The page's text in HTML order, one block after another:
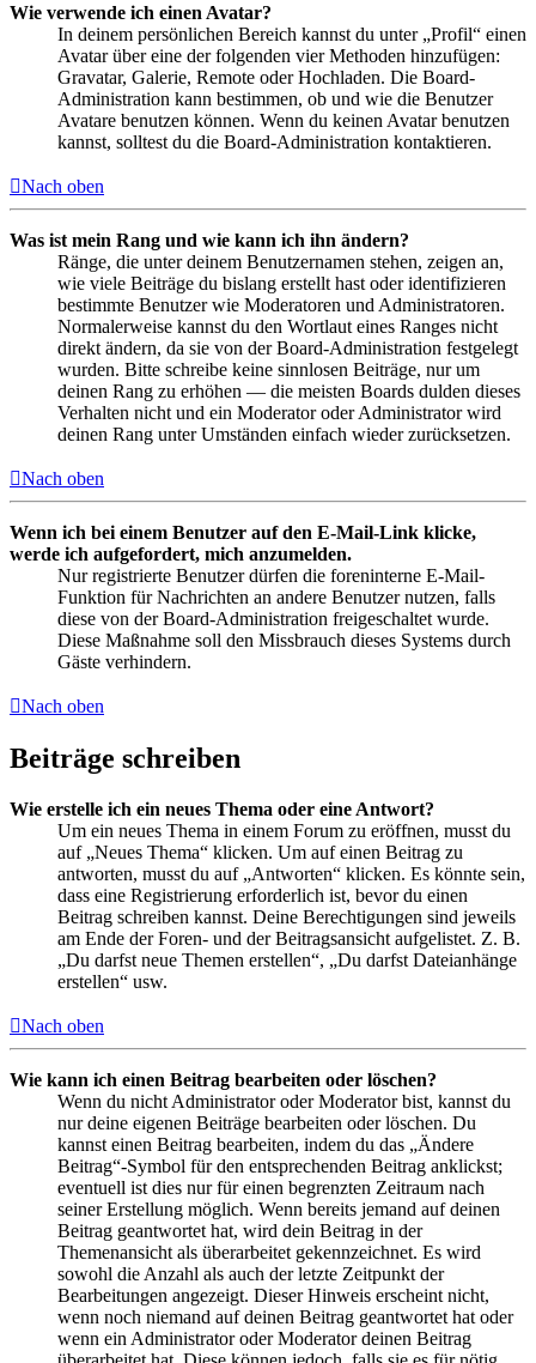
Wie verwende ich einen Avatar?
In deinem persönlichen Bereich kannst du unter „Profil“ einen
Avatar über eine der folgenden vier Methoden hinzufügen:
Gravatar, Galerie, Remote oder Hochladen. Die Board-
Administration kann bestimmen, ob und wie die Benutzer
Avatare benutzen können. Wenn du keinen Avatar benutzen
kannst, solltest du die Board-Administration kontaktieren.
Nach oben
Was ist mein Rang und wie kann ich ihn ändern?
Ränge, die unter deinem Benutzernamen stehen, zeigen an,
wie viele Beiträge du bislang erstellt hast oder identifizieren
bestimmte Benutzer wie Moderatoren und Administratoren.
Normalerweise kannst du den Wortlaut eines Ranges nicht
direkt ändern, da sie von der Board-Administration festgelegt
wurden. Bitte schreibe keine sinnlosen Beiträge, nur um
deinen Rang zu erhöhen — die meisten Boards dulden dieses
Verhalten nicht und ein Moderator oder Administrator wird
deinen Rang unter Umständen einfach wieder zurücksetzen.
Nach oben
Wenn ich bei einem Benutzer auf den E-Mail-Link klicke,
werde ich aufgefordert, mich anzumelden.
Nur registrierte Benutzer dürfen die foreninterne E-Mail-
Funktion für Nachrichten an andere Benutzer nutzen, falls
diese von der Board-Administration freigeschaltet wurde.
Diese Maßnahme soll den Missbrauch dieses Systems durch
Gäste verhindern.
Nach oben
Beiträge schreiben
Wie erstelle ich ein neues Thema oder eine Antwort?
Um ein neues Thema in einem Forum zu eröffnen, musst du
auf „Neues Thema“ klicken. Um auf einen Beitrag zu
antworten, musst du auf „Antworten“ klicken. Es könnte sein,
dass eine Registrierung erforderlich ist, bevor du einen
Beitrag schreiben kannst. Deine Berechtigungen sind jeweils
am Ende der Foren- und der Beitragsansicht aufgelistet. Z. B.
„Du darfst neue Themen erstellen“, „Du darfst Dateianhänge
erstellen“ usw.
Nach oben
Wie kann ich einen Beitrag bearbeiten oder löschen?
Wenn du nicht Administrator oder Moderator bist, kannst du
nur deine eigenen Beiträge bearbeiten oder löschen. Du
kannst einen Beitrag bearbeiten, indem du das „Ändere
Beitrag“-Symbol für den entsprechenden Beitrag anklickst;
eventuell ist dies nur für einen begrenzten Zeitraum nach
seiner Erstellung möglich. Wenn bereits jemand auf deinen
Beitrag geantwortet hat, wird dein Beitrag in der
Themenansicht als überarbeitet gekennzeichnet. Es wird
sowohl die Anzahl als auch der letzte Zeitpunkt der
Bearbeitungen angezeigt. Dieser Hinweis erscheint nicht,
wenn noch niemand auf deinen Beitrag geantwortet hat oder
wenn ein Administrator oder Moderator deinen Beitrag